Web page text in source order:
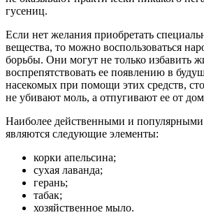
гусениц.
Если нет желания приобретать
вещества, то можно воспользоваться
борьбы. Они могут не только избавить
воспрепятствовать ее появлению в
насекомых при помощи этих средств,
не убивают моль, а отпугивают ее от
Наиболее действенными и популярными
являются следующие элементы:
корки апельсина;
сухая лаванда;
герань;
табак;
хозяйственное мыло.